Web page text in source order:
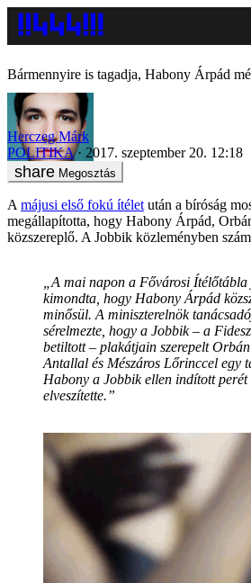
Bármennyire is tagadja, Habony Árpád
Herczeg Márk
POLITIKA
2017. szeptember 20. 12:18
Megosztás
A májusi első fokú ítélet után a bíróság
megállapította, hogy Habony Árpád,
közszereplő. A Jobbik közleményben
„A mai napon a Fővárosi
kimondta, hogy Habony Árpád
minősül. A miniszterelnök
sérelmezte, hogy a Jobbik – a
betiltott – plakátjain szerepelt
Antallal és Mészáros Lőrinccel egy
Habony a Jobbik ellen indított perét
elveszítette.”